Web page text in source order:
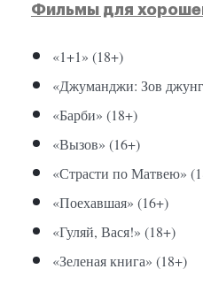
Фильмы для
«1+1» (18+)
«Джуманджи: Зов
«Барби» (18+)
«Вызов» (16+)
«Страсти по Матвею»
«Поехавшая» (16+)
«Гуляй, Вася!» (18+)
«Зеленая книга» (18+)